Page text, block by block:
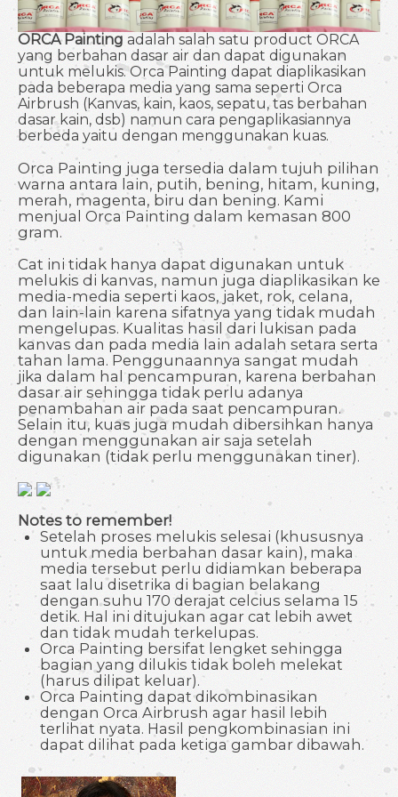
ORCA Painting adalah salah satu product ORCA
yang berbahan dasar air dan dapat digunakan
untuk melukis. Orca Painting dapat diaplikasikan
pada beberapa media yang sama seperti Orca
Airbrush (Kanvas, kain, kaos, sepatu, tas berbahan
dasar kain, dsb) namun cara pengaplikasiannya
berbeda yaitu dengan menggunakan kuas.
Orca Painting juga tersedia dalam tujuh pilihan
warna antara lain, putih, bening, hitam, kuning,
merah, magenta, biru dan bening. Kami
menjual Orca Painting dalam kemasan 800
gram.
Cat ini tidak hanya dapat digunakan untuk
melukis di kanvas, namun juga diaplikasikan ke
media-media seperti kaos, jaket, rok, celana,
dan lain-lain karena sifatnya yang tidak mudah
mengelupas. Kualitas hasil dari lukisan pada
kanvas dan pada media lain adalah setara serta
tahan lama. Penggunaannya sangat mudah
jika dalam hal pencampuran, karena berbahan
dasar air sehingga tidak perlu adanya
penambahan air pada saat pencampuran.
Selain itu, kuas juga mudah dibersihkan hanya
dengan menggunakan air saja setelah
digunakan (tidak perlu menggunakan tiner).
Notes to remember!
Setelah proses melukis selesai (khususnya
untuk media berbahan dasar kain), maka
media tersebut perlu didiamkan beberapa
saat lalu disetrika di bagian belakang
dengan suhu 170 derajat celcius selama 15
detik. Hal ini ditujukan agar cat lebih awet
dan tidak mudah terkelupas.
Orca Painting bersifat lengket sehingga
bagian yang dilukis tidak boleh melekat
(harus dilipat keluar).
Orca Painting dapat dikombinasikan
dengan Orca Airbrush agar hasil lebih
terlihat nyata. Hasil pengkombinasian ini
dapat dilihat pada ketiga gambar dibawah.